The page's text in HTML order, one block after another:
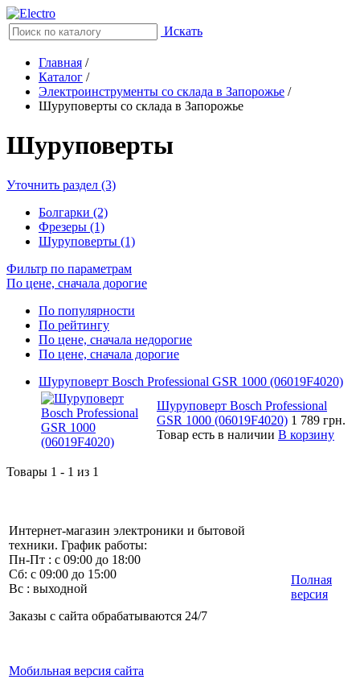
Искать
Главная /
Каталог /
Электроинструменты со склада в Запорожье /
Шуруповерты со склада в Запорожье
Шуруповерты
Уточнить раздел (3)
Болгарки (2)
Фрезеры (1)
Шуруповерты (1)
Фильтр по параметрам
По цене, сначала дорогие
По популярности
По рейтингу
По цене, сначала недорогие
По цене, сначала дорогие
Шуруповерт Bosch Professional GSR 1000 (06019F4020)
Шуруповерт Bosch Professional
GSR 1000 (06019F4020) 1 789 грн.
Товар есть в наличии В корзину
Товары 1 - 1 из 1
Интернет-магазин электроники и бытовой
техники. График работы:
Пн-Пт : с 09:00 до 18:00
Сб: с 09:00 до 15:00
Вс : выходной
Заказы с сайта обрабатываются 24/7
Мобильная версия сайта
Полная
версия